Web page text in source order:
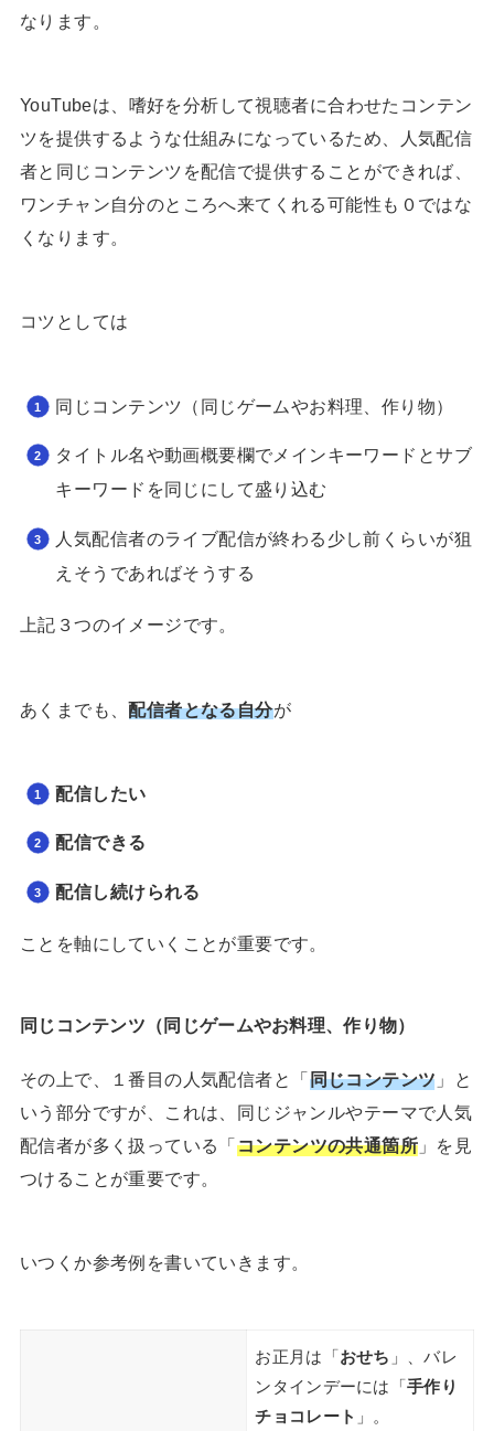
なります。
YouTubeは、嗜好を分析して視聴者に合わせたコンテン
ツを提供するような仕組みになっているため、人気配信
者と同じコンテンツを配信で提供することができれば、
ワンチャン自分のところへ来てくれる可能性も０ではな
くなります。
コツとしては
同じコンテンツ（同じゲームやお料理、作り物）
タイトル名や動画概要欄でメインキーワードとサブ
キーワードを同じにして盛り込む
人気配信者のライブ配信が終わる少し前くらいが狙
えそうであればそうする
上記３つのイメージです。
あくまでも、配信者となる自分が
配信したい
配信できる
配信し続けられる
ことを軸にしていくことが重要です。
同じコンテンツ（同じゲームやお料理、作り物）
その上で、１番目の人気配信者と「同じコンテンツ 」と
いう部分ですが、これは、同じジャンルやテーマで人気
配信者が多く扱っている「コンテンツの共通箇所」を見
つけることが重要です。
いつくか参考例を書いていきます。
お正月は「 おせち 」、バレ
ンタインデーには「手作り
チョコレート 」。